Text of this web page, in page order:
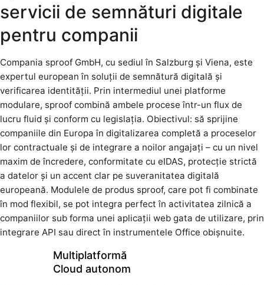
servicii de semnături digitale
pentru companii
Compania sproof GmbH, cu sediul în Salzburg și Viena, este
expertul european în soluții de semnătură digitală și
verificarea identității. Prin intermediul unei platforme
modulare, sproof combină ambele procese într-un flux de
lucru fluid și conform cu legislația. Obiectivul: să sprijine
companiile din Europa în digitalizarea completă a proceselor
lor contractuale și de integrare a noilor angajați – cu un nivel
maxim de încredere, conformitate cu eIDAS, protecție strictă
a datelor și un accent clar pe suveranitatea digitală
europeană. Modulele de produs sproof, care pot fi combinate
în mod flexibil, se pot integra perfect în activitatea zilnică a
companiilor sub forma unei aplicații web gata de utilizare, prin
integrare API sau direct în instrumentele Office obișnuite.
Multiplatformă
Cloud autonom